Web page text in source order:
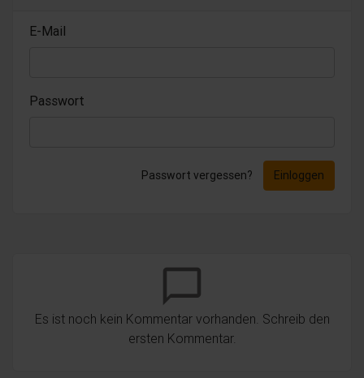
E-Mail
Passwort
Passwort vergessen? Einloggen
chat_bubble_outline
Es ist noch kein Kommentar vorhanden. Schreib den
ersten Kommentar.